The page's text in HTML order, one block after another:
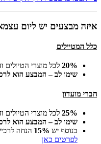
איזה מבצעים יש ליום עצמאות
כלל המטיילים
20% לכל מוצרי הטיולים
שימו לב – המבצע הוא
חברי מועדון
25% לכל מוצרי הטיולים
שימו לב – המבצע הוא
בנוסף יש 15% הנחה
לפרטים כאן